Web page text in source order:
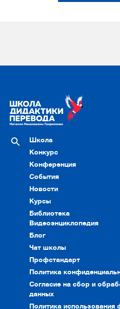
Школа
Конкурс
Конференция
События
Новости
Курсы
Библиотека
Видеоэнциклопедия
Блог
Чат школы
Профстандарт
Политика
Согласие на сбор и
данных
Политика